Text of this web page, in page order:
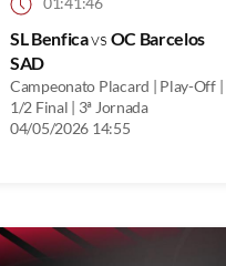
SL Benficavs OC Barcelos
SAD
Campeonato Placard | Play-Off |
1/2 Final | 3ª Jornada
04/05/2026 14:55